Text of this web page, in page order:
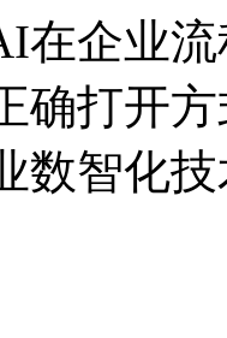
在企业
确打开
数智化